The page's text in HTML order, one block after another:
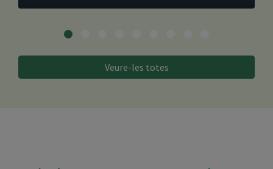
Veure-les totes